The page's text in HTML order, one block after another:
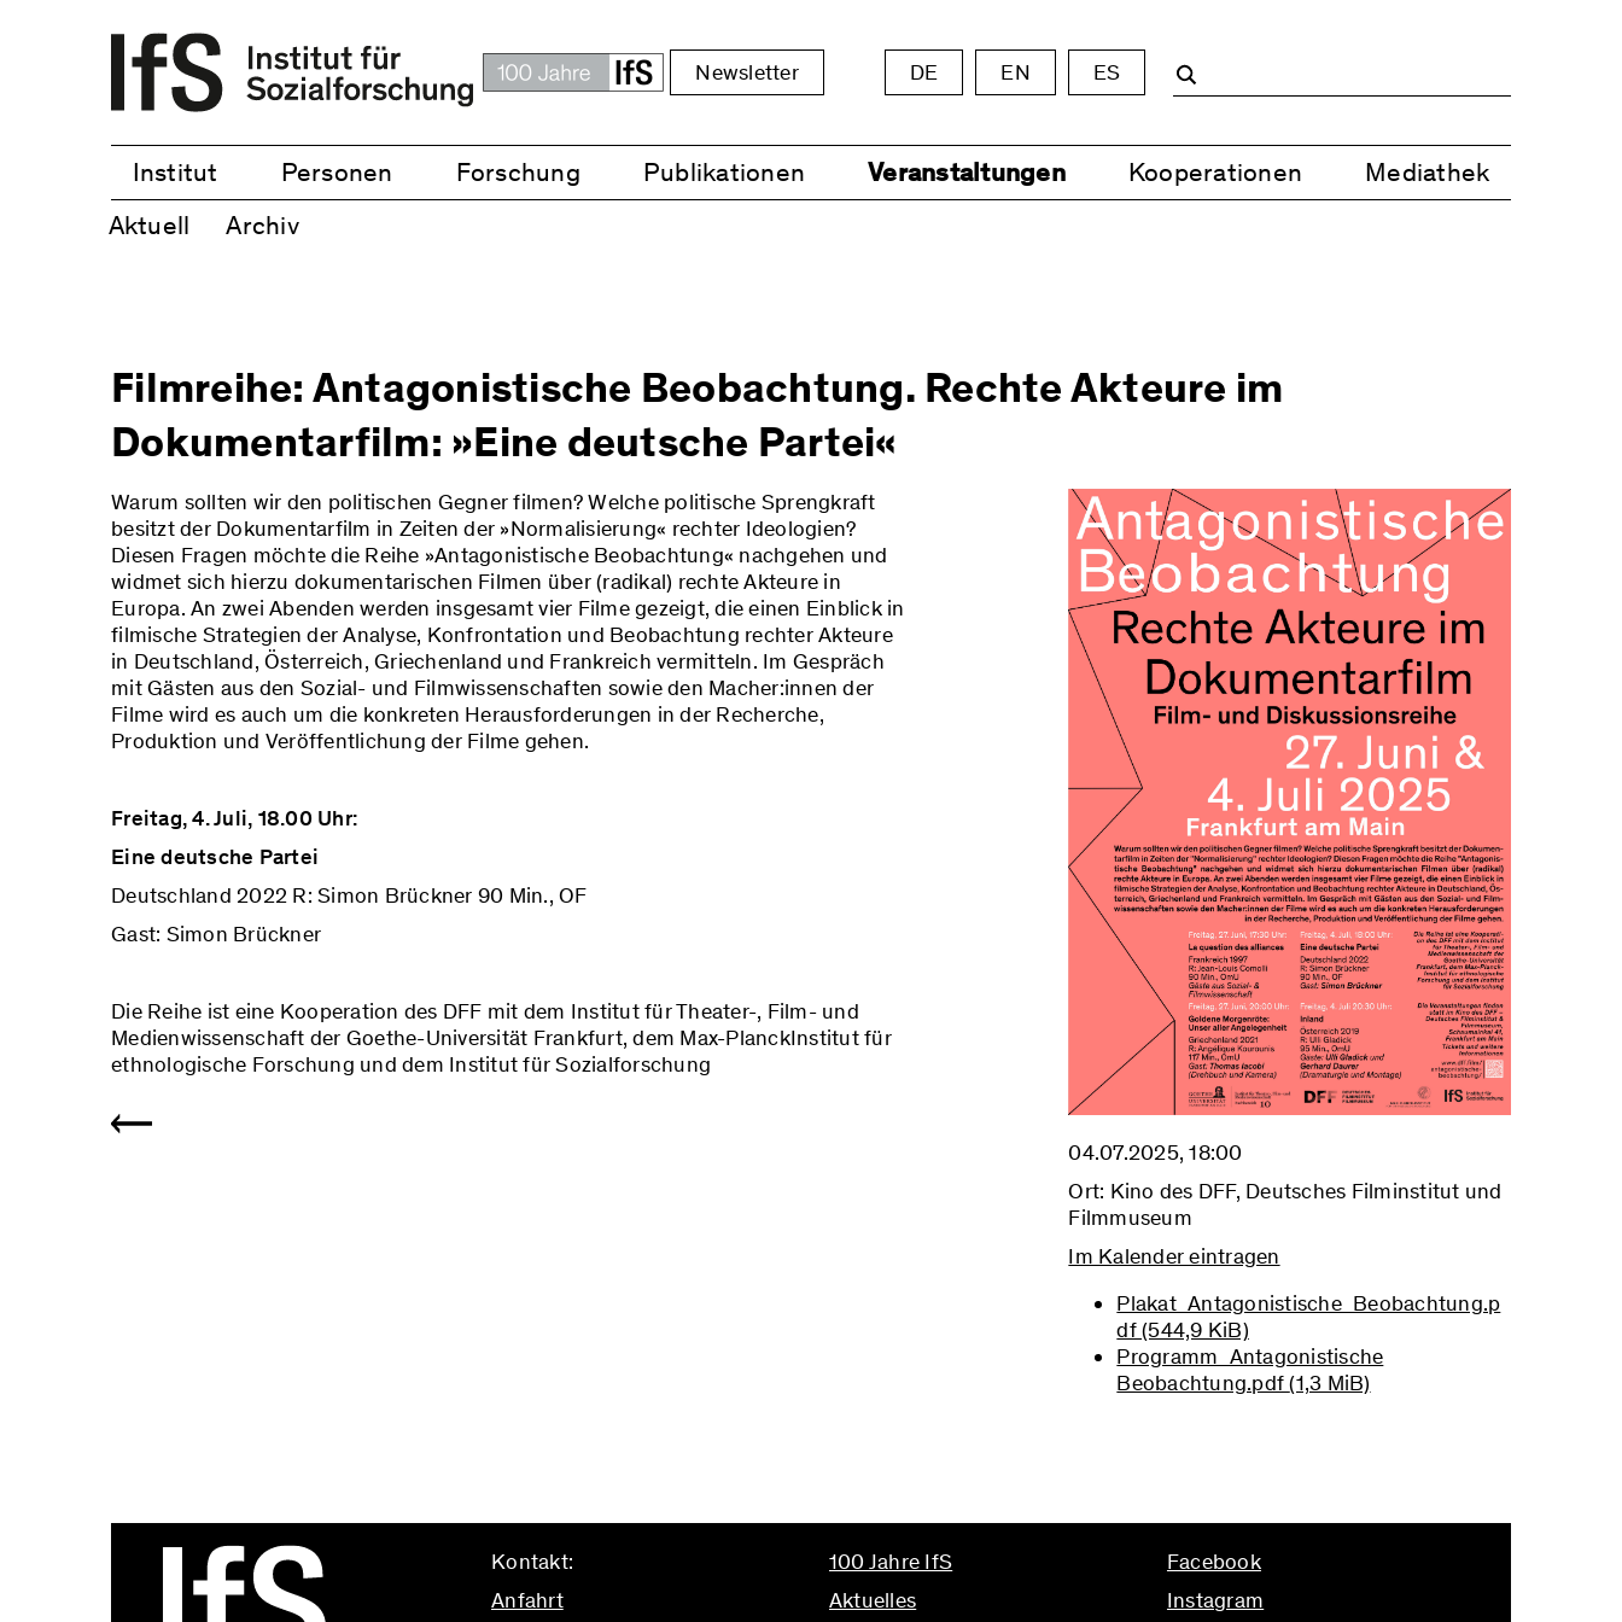
Newsletter DE EN ES
Institut Personen Forschung Publikationen Veranstaltungen Kooperationen
Mediathek
Aktuell
Archiv
Filmreihe: Antagonistische Beobachtung. Rechte Akteure im
Dokumentarfilm: »Eine deutsche Partei«
Warum sollten wir den politischen Gegner filmen? Welche politische Sprengkraft
besitzt der Dokumentarfilm in Zeiten der »Normalisierung« rechter Ideologien?
Diesen Fragen möchte die Reihe »Antagonistische Beobachtung« nachgehen und
widmet sich hierzu dokumentarischen Filmen über (radikal) rechte Akteure in
Europa. An zwei Abenden werden insgesamt vier Filme gezeigt, die einen Einblick in
filmische Strategien der Analyse, Konfrontation und Beobachtung rechter Akteure
in Deutschland, Österreich, Griechenland und Frankreich vermitteln. Im Gespräch
mit Gästen aus den Sozial- und Filmwissenschaften sowie den Macher:innen der
Filme wird es auch um die konkreten Herausforderungen in der Recherche,
Produktion und Veröffentlichung der Filme gehen.
Freitag, 4. Juli, 18.00 Uhr:
Eine deutsche Partei
Deutschland 2022 R: Simon Brückner 90 Min., OF
Gast: Simon Brückner
Die Reihe ist eine Kooperation des DFF mit dem Institut für Theater-, Film- und
Medienwissenschaft der Goethe-Universität Frankfurt, dem Max-PlanckInstitut für
ethnologische Forschung und dem Institut für Sozialforschung
04.07.2025, 18:00
Ort: Kino des DFF, Deutsches Filminstitut und
Filmmuseum
Im Kalender eintragen
Plakat_Antagonistische_Beobachtung.p
df(544,9 KiB)
Programm_Antagonistische
Beobachtung.pdf(1,3 MiB)
Kontakt:
Anfahrt
100 Jahre IfS
Aktuelles
Facebook
Instagram